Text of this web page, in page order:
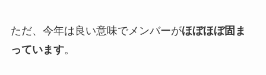
ただ、今年は良い意味でメンバーがほぼほぼ固ま
っています。